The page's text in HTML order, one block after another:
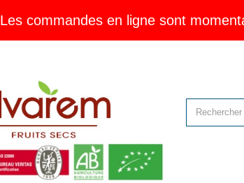
Les commandes en ligne sont